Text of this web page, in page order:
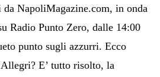
NapoliMagazine.com, in onda
Radio Punto Zero, dalle 14:00
punto sugli azzurri. Ecco
E’ tutto risolto, la